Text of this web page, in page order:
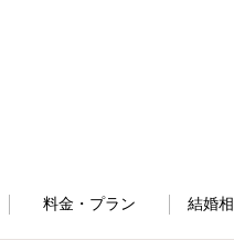
料金・プラン 結婚